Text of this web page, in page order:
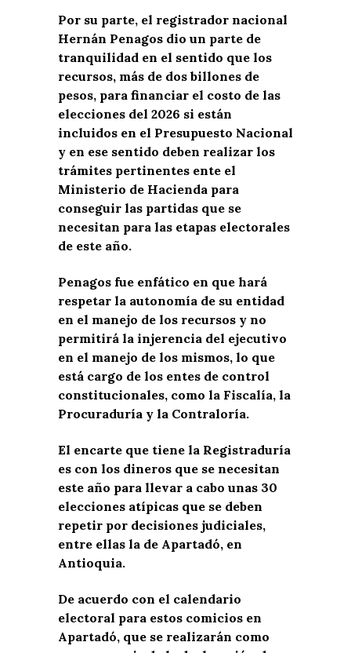
Por su parte, el registrador nacional
Hernán Penagos dio un parte de
tranquilidad en el sentido que los
recursos, más de dos billones de
pesos, para financiar el costo de las
elecciones del 2026 si están
incluidos en el Presupuesto Nacional
y en ese sentido deben realizar los
trámites pertinentes ente el
Ministerio de Hacienda para
conseguir las partidas que se
necesitan para las etapas electorales
de este año.
Penagos fue enfático en que hará
respetar la autonomía de su entidad
en el manejo de los recursos y no
permitirá la injerencia del ejecutivo
en el manejo de los mismos, lo que
está cargo de los entes de control
constitucionales, como la Fiscalía, la
Procuraduría y la Contraloría.
El encarte que tiene la Registraduría
es con los dineros que se necesitan
este año para llevar a cabo unas 30
elecciones atípicas que se deben
repetir por decisiones judiciales,
entre ellas la de Apartadó, en
Antioquia.
De acuerdo con el calendario
electoral para estos comicios en
Apartadó, que se realizarán como